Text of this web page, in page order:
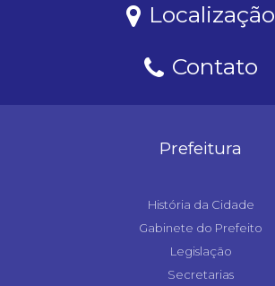
Localização
Contato
Prefeitura
História da Cidade
Gabinete do Prefeito
Legislação
Secretarias